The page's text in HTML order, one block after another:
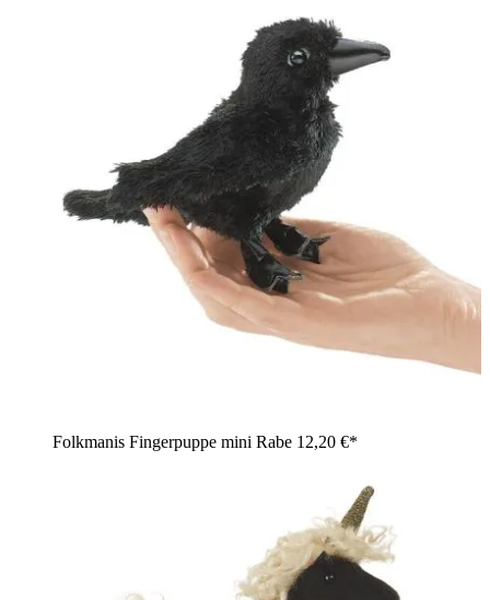
Folkmanis Fingerpuppe mini Rabe 12,20 €*